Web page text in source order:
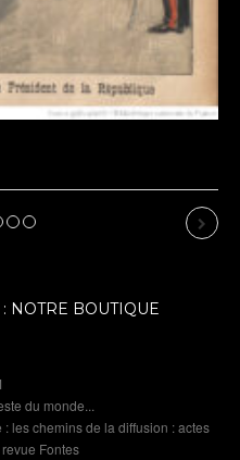
Next
NOTRE BOUTIQUE
du monde...
les chemins de la diffusion : actes
Fontes